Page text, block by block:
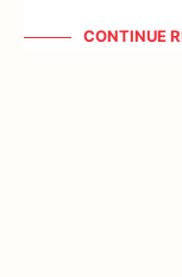
CONTINUE